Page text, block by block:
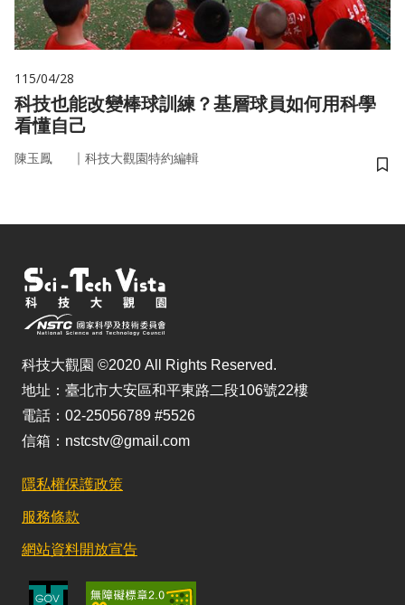
115/04/28
科技也能改變棒球訓練？基層球員如何用科學
看懂自己
陳玉鳳 ｜ 科技大觀園特約編輯
儲
科技大觀園 ©2020 All Rights Reserved.
地址：臺北市大安區和平東路二段106號22樓
電話：02-25056789 #5526
信箱：nstcstv@gmail.com
隱私權保護政策
服務條款
網站資料開放宣告